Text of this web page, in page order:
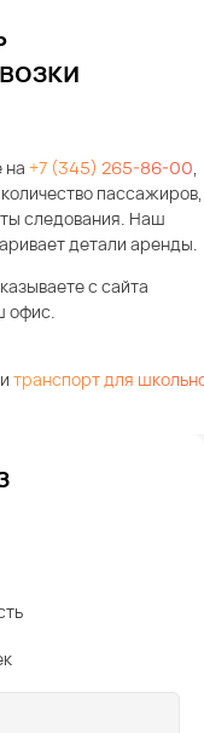
на +7 (345) 265-86-00,
пассажиров,
следования. Наш
детали аренды.
с сайта
офис.
и транспорт для